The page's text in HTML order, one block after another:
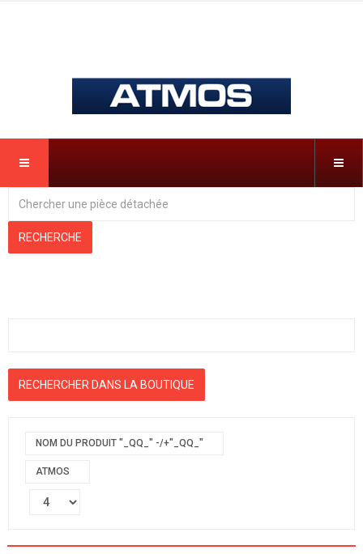
NOM DU PRODUIT "_QQ_" -/+"_QQ_"
ATMOS